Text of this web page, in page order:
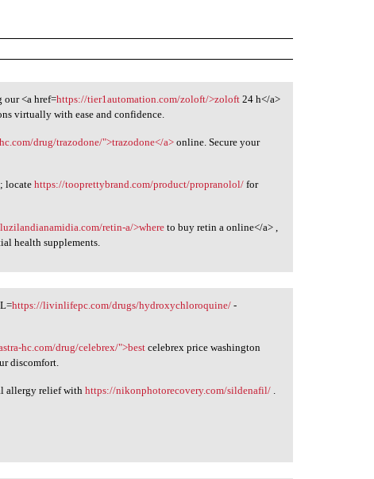
<a href=https://tier1automation.com/zoloft/>zoloft 24 h</a>
virtually with ease and confidence.
drug/trazodone/">trazodone</a>online. Secure your
locatehttps://tooprettybrand.com/product/propranolol/ for
retin-a/>where to buy retin a online</a> ,
health supplements.
https://livinlifepc.com/drugs/hydroxychloroquine/ -
hc.com/drug/celebrex/">best celebrex price washington
discomfort.
allergy relief withhttps://nikonphotorecovery.com/sildenafil/